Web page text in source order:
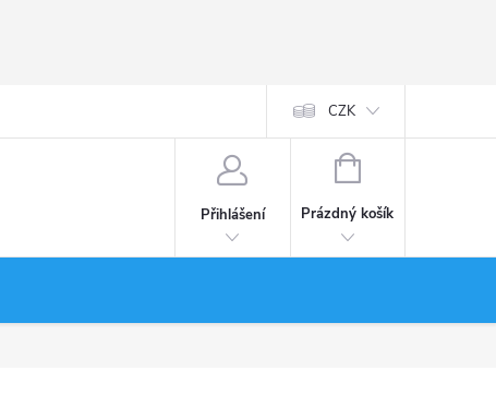
CZK
Přihlášení
NÁKUPNÍ
Prázdný košík